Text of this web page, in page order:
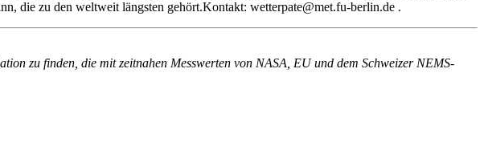
die zu den weltweit längsten gehört.Kontakt: wetterpate@met.fu-berlin.de .
zu finden, die mit zeitnahen Messwerten von NASA, EU und dem Schweizer NEMS-